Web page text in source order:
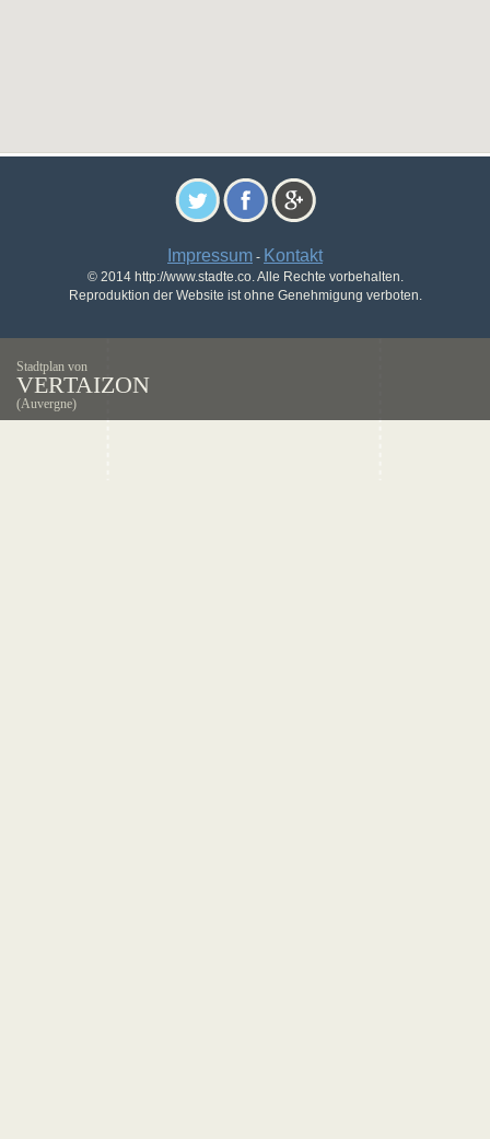
Impressum - Kontakt
© 2014 http://www.stadte.co. Alle Rechte vorbehalten.
Reproduktion der Website ist ohne Genehmigung verboten.
Stadtplan von
VERTAIZON
(Auvergne)